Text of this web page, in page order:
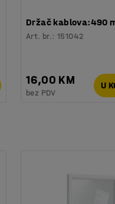
Držač kablova:490
Art. br.:151042
16,00 KM
bez PDV
U